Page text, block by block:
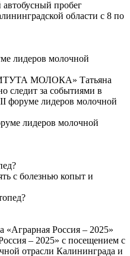
лидеров молочной
МОЛОКА» Татьяна
следит за событиями в
II форуме лидеров молочной
с болезнью копыт и
«Аграрная Россия – 2025»
– 2025» с посещением с
отрасли Калининграда и